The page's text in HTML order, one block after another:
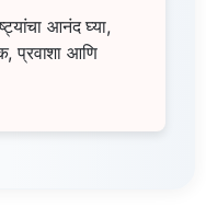
आनंद घ्या,
प्रवाशा आणि